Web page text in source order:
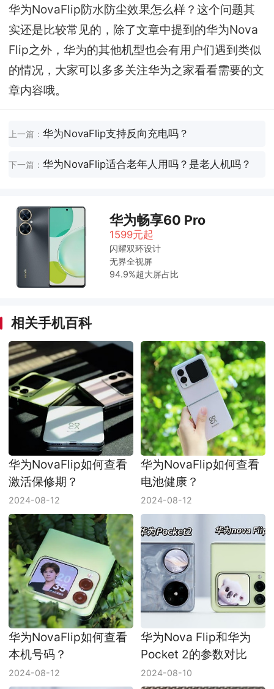
华为NovaFlip防水防尘效果怎么样？这个问题其
实还是比较常见的，除了文章中提到的华为Nova
Flip之外，华为的其他机型也会有用户们遇到类似
的情况，大家可以多多关注华为之家看看需要的文
章内容哦。
上一篇：华为NovaFlip支持反向充电吗？
下一篇：华为NovaFlip适合老年人用吗？是老人机吗？
华为畅享60 Pro
1599元起
闪耀双环设计
无界全视屏
94.9%超大屏占比
相关手机百科
华为NovaFlip如何查看
激活保修期？
2024-08-12
华为NovaFlip如何查看
电池健康？
2024-08-12
华为NovaFlip如何查看
本机号码？
2024-08-12
华为Nova Flip和华为
Pocket 2的参数对比
2024-08-10